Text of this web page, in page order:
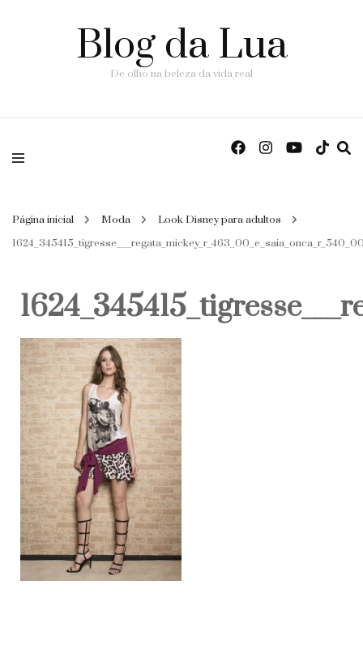
Blog da Lua
De olho na beleza da vida real
Página inicial Moda
Look Disney para adultos